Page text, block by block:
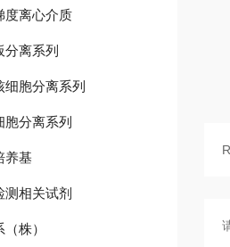
度离心介质
分离系列
细胞分离系列
胞分离系列
养基
测相关试剂
株）